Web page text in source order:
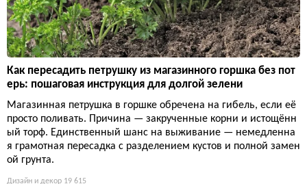
Как пересадить петрушку из магазинного горшка без пот
ерь: пошаговая инструкция для долгой зелени
Магазинная петрушка в горшке обречена на гибель, если её
просто поливать. Причина — закрученные корни и истощённ
ый торф. Единственный шанс на выживание — немедленна
я грамотная пересадка с разделением кустов и полной замен
ой грунта.
Дизайн и декор 19 615